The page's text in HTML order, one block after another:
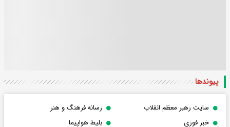
پیوندها
سایت رهبر معظم انقلاب
رسانه فرهنگ و هنر
خبر فوری
بلیط هواپیما